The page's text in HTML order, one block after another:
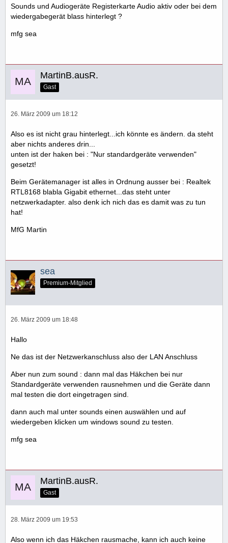
Sounds und Audiogeräte Registerkarte Audio aktiv oder bei dem
wiedergabegerät blass hinterlegt ?
mfg sea
MartinB.ausR.
Gast
26. März 2009 um 18:12
Also es ist nicht grau hinterlegt...ich könnte es ändern. da steht
aber nichts anderes drin...
unten ist der haken bei : "Nur standardgeräte verwenden"
gesetzt!
Beim Gerätemanager ist alles in Ordnung ausser bei : Realtek
RTL8168 blabla Gigabit ethernet...das steht unter
netzwerkadapter. also denk ich nich das es damit was zu tun
hat!
MfG Martin
sea
Premium-Mitglied
26. März 2009 um 18:48
Hallo
Ne das ist der Netzwerkanschluss also der LAN Anschluss
Aber nun zum sound : dann mal das Häkchen bei nur
Standardgeräte verwenden rausnehmen und die Geräte dann
mal testen die dort eingetragen sind.
dann auch mal unter sounds einen auswählen und auf
wiedergeben klicken um windows sound zu testen.
mfg sea
MartinB.ausR.
Gast
28. März 2009 um 19:53
Also wenn ich das Häkchen rausmache, kann ich auch keine